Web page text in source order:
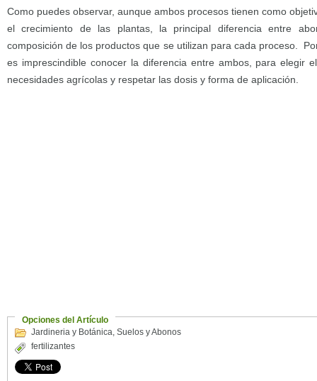
Como puedes observar, aunque ambos procesos tienen como
el crecimiento de las plantas, la principal diferencia entre
composición de los productos que se utilizan para cada proceso.
es imprescindible conocer la diferencia entre ambos, para elegir
necesidades agrícolas y respetar las dosis y forma de aplicación.
Opciones del Artículo
Jardineria y Botánica, Suelos y Abonos
fertilizantes